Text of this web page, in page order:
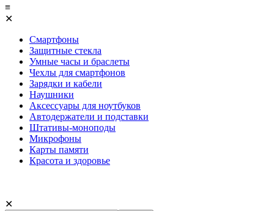
≡
✕
Смартфоны
Защитные стекла
Умные часы и браслеты
Чехлы для смартфонов
Зарядки и кабели
Наушники
Аксессуары для ноутбуков
Автодержатели и подставки
Штативы-моноподы
Микрофоны
Карты памяти
Красота и здоровье
✕